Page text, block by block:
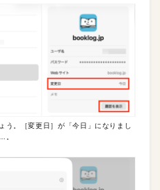
う。［変更日］が「今日」になりまし
。